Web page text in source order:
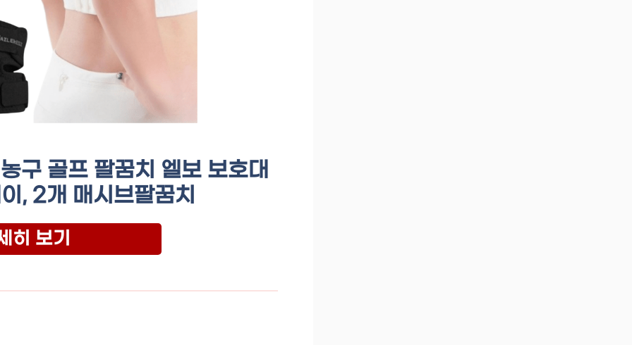
구 골프 팔꿈치 엘보 보호대
, 2개 매시브팔꿈치
히 보기